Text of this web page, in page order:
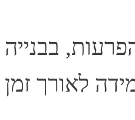
בבנייה